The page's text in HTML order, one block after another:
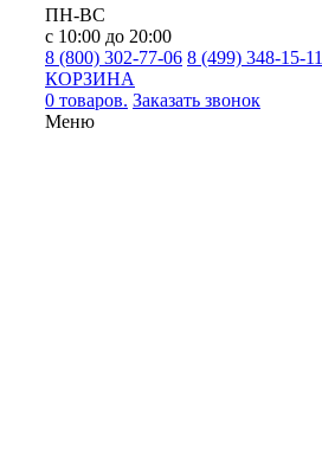
ПН-ВС
с 10:00 до 20:00
8 (800) 302-77-06 8 (499) 348-15-11
КОРЗИНА
0 товаров. Заказать звонок
Меню